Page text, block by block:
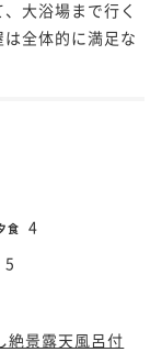
大浴場まで行く
全体的に満足な
食 4
5
絶景露天風呂付